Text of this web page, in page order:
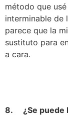
método que
interminable de
parece que la
sustituto para
a cara.
8.     ¿Se